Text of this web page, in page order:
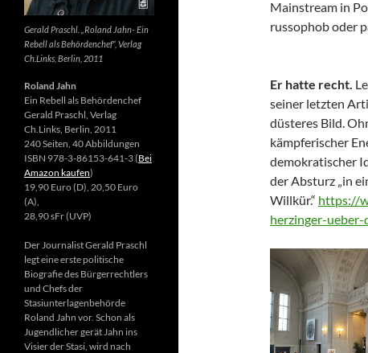
Mainstream in
russophob oder
Er hatte recht.
seiner letzten
düsteres Bild.
kämpferischer
demokratischer
der Absturz „in
Willkür.“ https://
herzinger-
Gerald Praschl. „Roland Jahn- Ein
Rebell als Behördenchef“, Verlag
Ch.Links, Berlin, 2011
Roland Jahn
Ein Rebell als Behördenchef
Gerald Praschl, Verlag
Ch.Links, Berlin, 2011
240 Seiten, 40 Abbildungen
ISBN 978-3-86153-641-3 (Bei
Amazon kaufen)
19,90 Euro (D), 20,50 Euro
(A),
28,90 sFr (UVP)
Der Journalist Gerald Praschl
legt eine erste politische
Biografie des Bürgerrechtlers
und Chefs der
Stasiunterlagenbehörde
Roland Jahn vor. Schon als
Jugendlicher gerät Jahn ins
Visier der Stasi, wird nach